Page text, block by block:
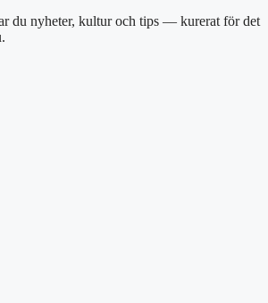
du nyheter, kultur och tips — kurerat för det